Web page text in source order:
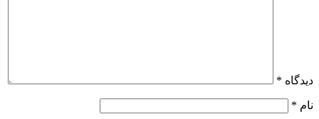
دیدگاه *
نام *